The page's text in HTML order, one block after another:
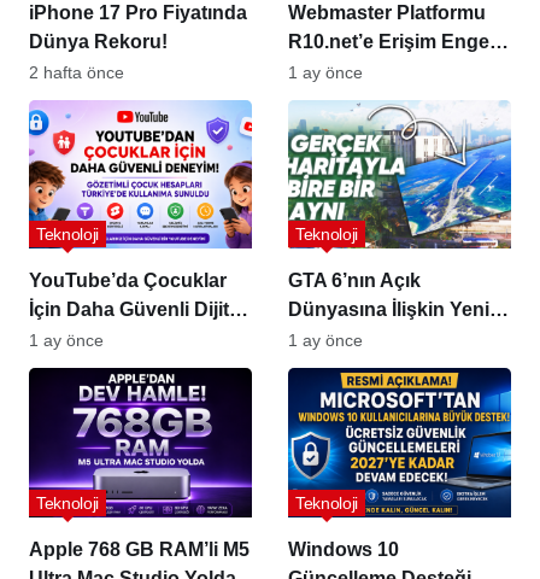
iPhone 17 Pro Fiyatında
Dünya Rekoru!
2 hafta önce
Webmaster Platformu
R10.net’e Erişim Engeli
Kararı!
1 ay önce
YouTube’da Çocuklar
İçin Daha Güvenli Dijital
Deneyim
Teknoloji
1 ay önce
GTA 6’nın Açık
Dünyasına İlişkin Yeni
Detaylar Sızdı!
Teknoloji
1 ay önce
Apple 768 GB RAM’li M5
Teknoloji
Windows 10
Teknoloji